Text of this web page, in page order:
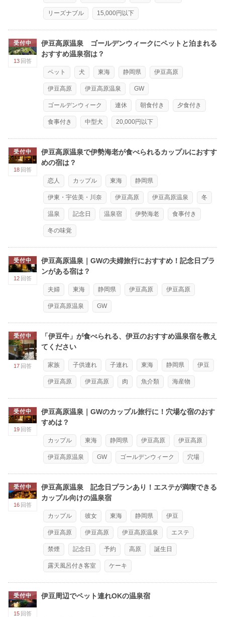
リーズナブル 15,000円以下
受付中
13 回答
伊豆高原温泉 ゴールデンウィークにペットと泊まれる
おすすめ温泉宿は？
ペット 犬 東海 静岡県 伊豆高原
伊豆高原 伊豆高原温泉 GW
ゴールデンウィーク 連休 朝食付き 夕食付き
食事付き 中型犬 20,000円以下
受付中
18 回答
伊豆高原温泉で伊勢海老が食べられるカップルにおすす
めの宿は？
恋人 カップル 東海 静岡県
伊東・宇佐美・川奈 伊豆高原 伊豆高原温泉 冬
温泉 記念日 温泉宿 伊勢海老 食事付き
冬の味覚
受付中
12 回答
伊豆高原温泉｜GWの夫婦旅行におすすめ！記念日プラ
ンがある宿は？
夫婦 東海 静岡県 伊豆高原 伊豆高原
伊豆高原温泉 GW
受付中
17 回答
「伊豆牛」が食べられる、伊豆のおすすめ温泉宿を教え
てください
家族 子供連れ 子連れ 東海 静岡県 伊豆
伊豆高原 伊豆高原 肉 魚介類 海産物
受付中
19 回答
伊豆高原温泉｜GWのカップル旅行に！穴場な宿のおす
すめは？
カップル 東海 静岡県 伊豆高原 伊豆高原
伊豆高原温泉 GW ゴールデンウィーク 穴場
受付中
16 回答
伊豆高原温泉 記念日プランあり！エステが満喫できる
カップル向けの温泉宿
カップル 彼女 東海 静岡県 伊豆
伊豆高原 伊豆高原 伊豆高原温泉 エステ
禁煙 記念日 予約 高原 誕生日
露天風呂付き客室 ケーキ
受付中
15 回答
伊豆周辺でペット連れOKの温泉宿